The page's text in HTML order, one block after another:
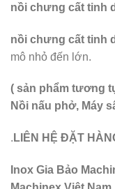
nồi chưng cất tinh
nồi chưng cất tinh
mô nhỏ đến lớn.
( sản phẩm tương
Nồi nấu phở, Máy
. LIÊN HỆ ĐẶT
Inox Gia Bảo